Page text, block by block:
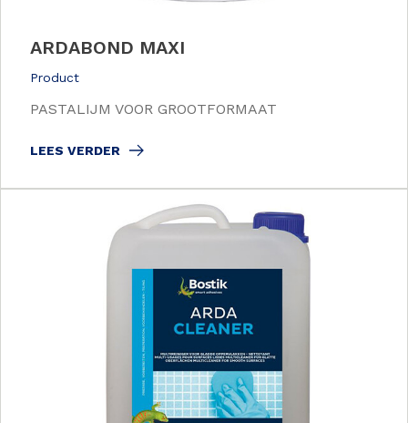
ARDABOND MAXI
Product
PASTALIJM VOOR GROOTFORMAAT
LEES VERDER